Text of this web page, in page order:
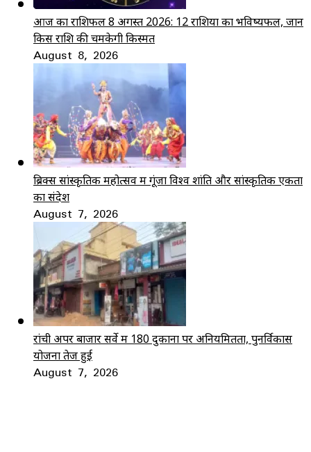
आज का राशिफल 8 अगस्त 2026: 12 राशियों का भविष्यफल, जानें
किस राशि की चमकेगी किस्मत
August 8, 2026
ब्रिक्स सांस्कृतिक महोत्सव में गूंजा विश्व शांति और सांस्कृतिक एकता
का संदेश
August 7, 2026
रांची अपर बाजार सर्वे में 180 दुकानों पर अनियमितता, पुनर्विकास
योजना तेज हुई
August 7, 2026